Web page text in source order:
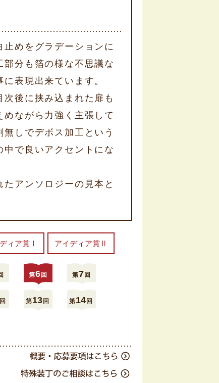
めをグラデーションに
分も箔の様な不思議な
表現出来ています。
後に挟み込まれた扉も
ながら力強く主張して
しでデボス加工という
で良いアクセントにな
アンソロジーの見本と
ィア賞Ⅰ アイディア賞Ⅱ
第6 回 第7 回
回 第13 回 第14 回